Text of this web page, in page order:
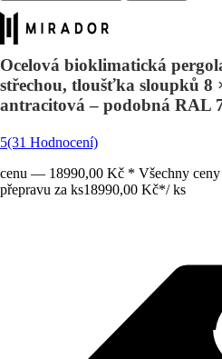
Ocelová bioklimatická
střechou, tloušťka sloupků 8
antracitová – podobná RAL
5(31 Hodnocení)
cenu — 18990,00 Kč * Všechny ceny
přepravu za ks18990,00 Kč*/ ks